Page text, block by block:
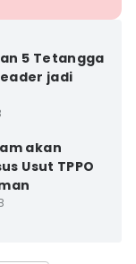
5 Tetangga
jadi
akan
Usut TPPO